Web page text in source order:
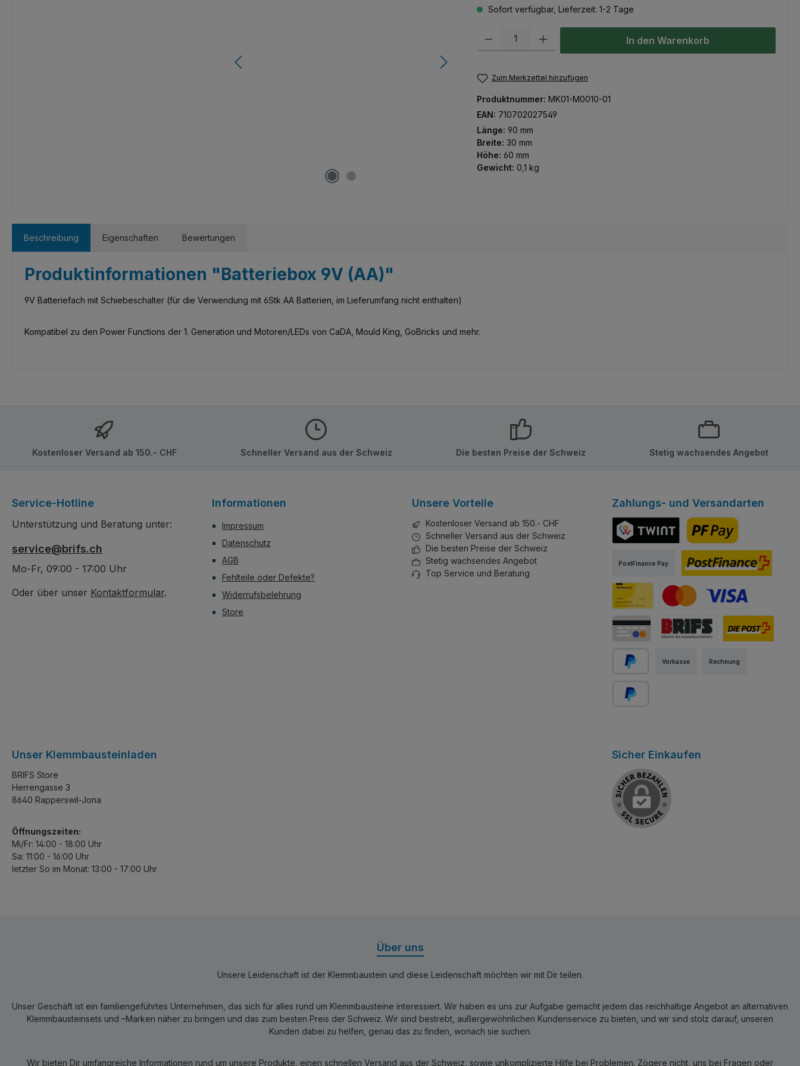
Sofort verfügbar, Lieferzeit: 1-2 Tage
Produkt Anzahl: Gib den gewünschten Wert ein oder benutze die Schaltflächen
In den Warenkorb
Zum Merkzettel hinzufügen
Produktnummer: MK01-M0010-01
EAN: 710702027549
Länge: 90 mm
Breite: 30 mm
Höhe: 60 mm
Gewicht: 0,1 kg
Beschreibung Eigenschaften Bewertungen
Produktinformationen "Batteriebox 9V (AA)"
9V Batteriefach mit Schiebeschalter (für die Verwendung mit 6Stk AA Batterien, im Lieferumfang nicht enthalten)
Kompatibel zu den Power Functions der 1. Generation und Motoren/LEDs von CaDA, Mould King, GoBricks und mehr.
Kostenloser Versand ab 150.- CHF Schneller Versand aus der Schweiz Die besten Preise der Schweiz Stetig wachsendes Angebot
Service-Hotline
Unterstützung und Beratung unter:
service@brifs.ch
Mo-Fr, 09:00 - 17:00 Uhr
Oder über unser Kontaktformular.
Informationen
Impressum
Datenschutz
AGB
Fehlteile oder Defekte?
Widerrufsbelehrung
Store
Unsere Vorteile
Kostenloser Versand ab 150.- CHF
Schneller Versand aus der Schweiz
Die besten Preise der Schweiz
Stetig wachsendes Angebot
Top Service und Beratung
Zahlungs- und Versandarten
PostFinance Pay
PostFinance Pay
Vorkasse Rechnung
Sicher Einkaufen
Unser Klemmbausteinladen
BRIFS Store
Herrengasse 3
8640 Rapperswil-Jona
Öffnungszeiten:
Mi/Fr: 14:00 - 18:00 Uhr
Sa: 11:00 - 16:00 Uhr
letzter So im Monat: 13:00 - 17:00 Uhr
Über uns
Unsere Leidenschaft ist der Klemmbaustein und diese Leidenschaft möchten wir mit Dir teilen.
Unser Geschäft ist ein familiengeführtes Unternehmen, das sich für alles rund um Klemmbausteine interessiert. Wir haben es uns zur Aufgabe gemacht jedem das reichhaltige Angebot an alternativen
Klemmbausteinsets und –Marken näher zu bringen und das zum besten Preis der Schweiz. Wir sind bestrebt, außergewöhnlichen Kundenservice zu bieten, und wir sind stolz darauf, unseren
Kunden dabei zu helfen, genau das zu finden, wonach sie suchen.
Wir bieten Dir umfangreiche Informationen rund um unsere Produkte, einen schnellen Versand aus der Schweiz, sowie unkomplizierte Hilfe bei Problemen. Zögere nicht, uns bei Fragen oder